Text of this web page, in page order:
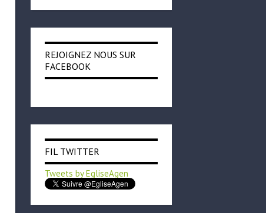
REJOIGNEZ NOUS SUR
FACEBOOK
FIL TWITTER
Tweets by EgliseAgen